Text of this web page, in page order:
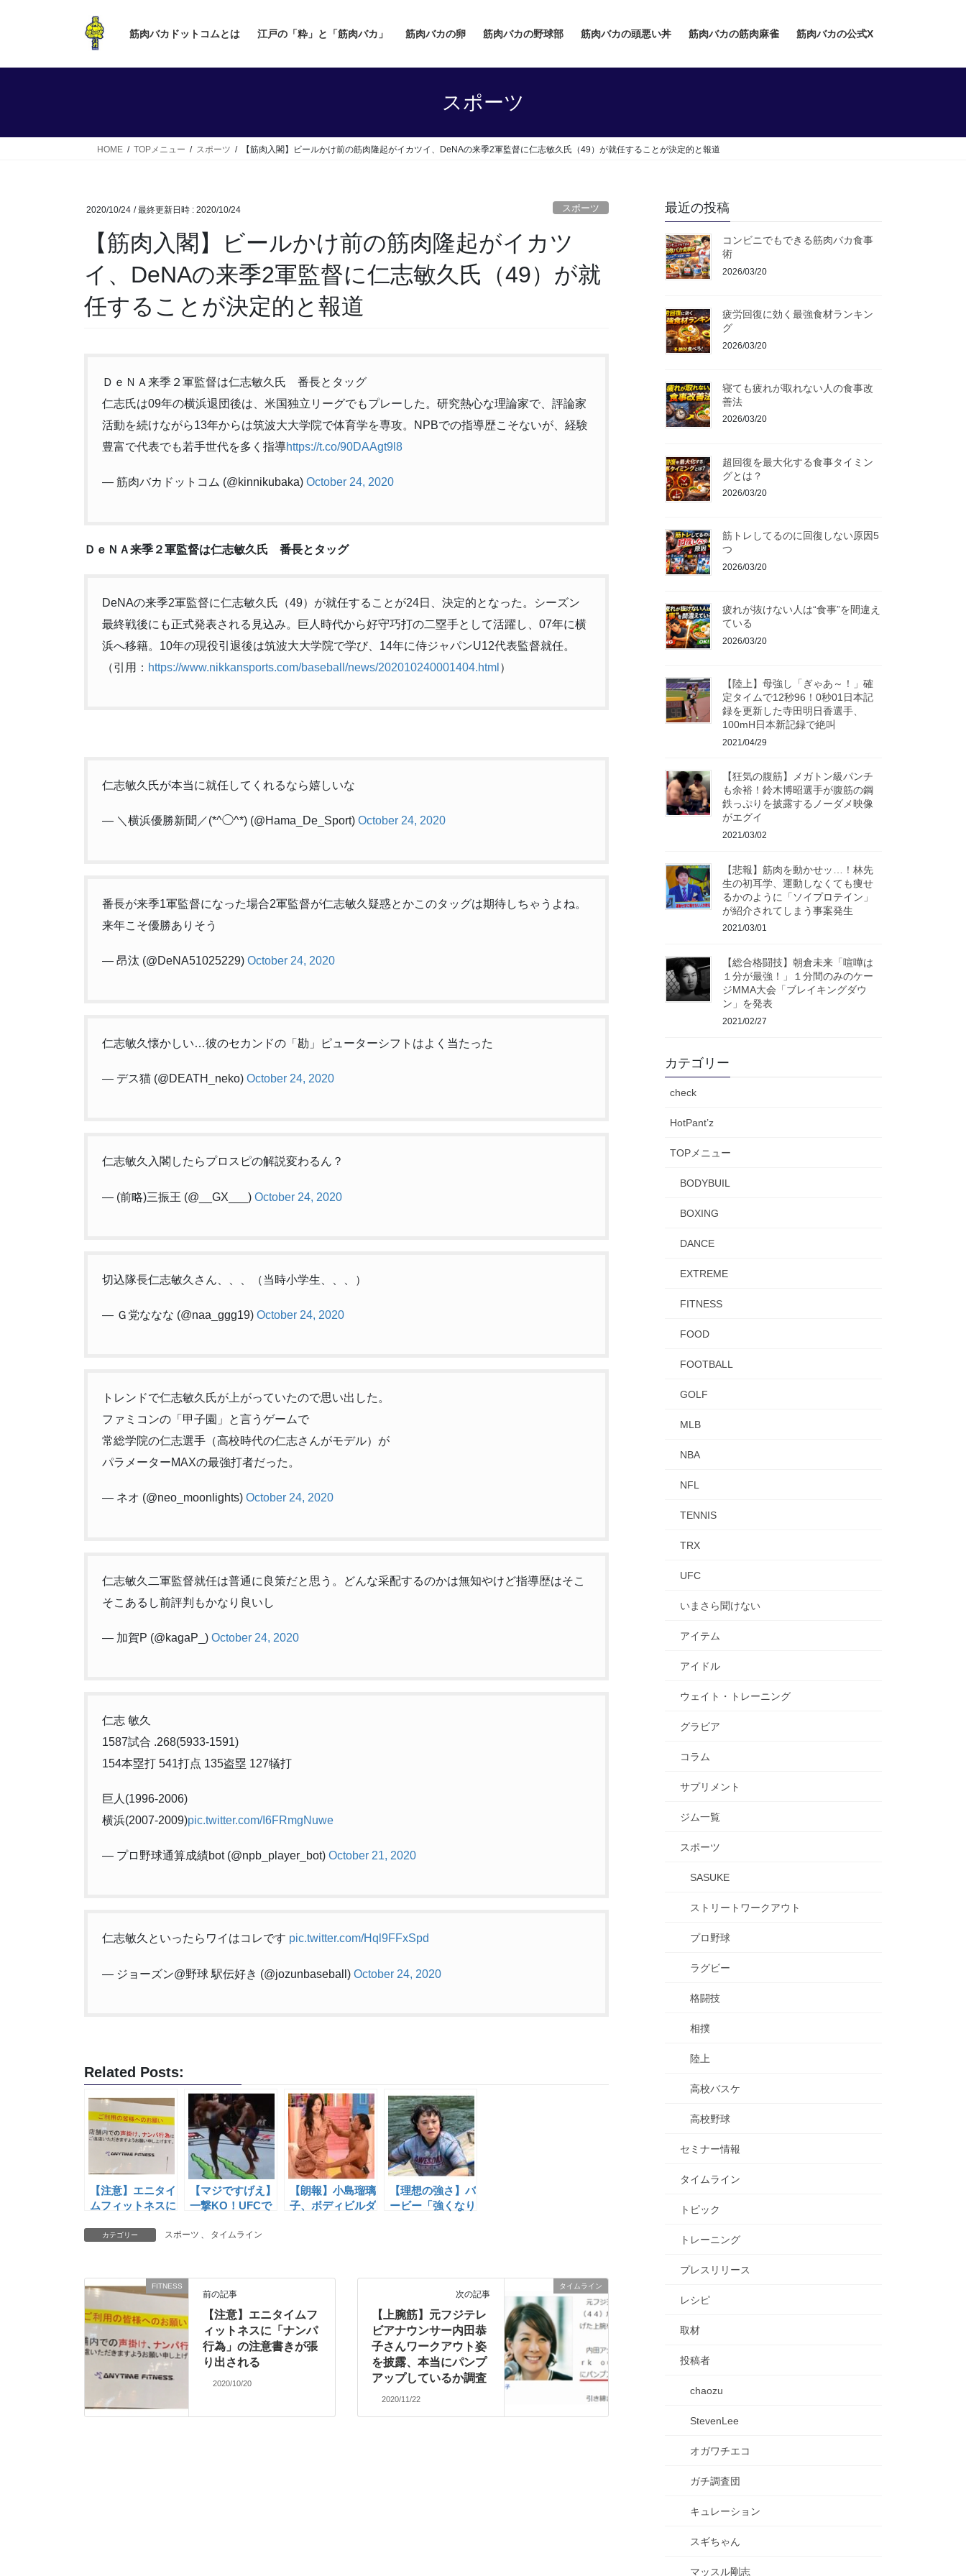
筋肉バカドットコムとは 江戸の「粋」と「筋肉バカ」 筋肉バカの卵 筋肉バカの野球部 筋肉バカの頭悪い丼 筋肉バカの筋肉麻雀 筋肉バカの公式X
スポーツ
HOME TOPメニュー スポーツ 【筋肉入閣】ビールかけ前の筋肉隆起がイカツイ、DeNAの来季2軍監督に仁志敏久氏（49）が就任することが決定的と報道
2020/10/24 / 最終更新日時 : 2020/10/24 スポーツ
【筋肉入閣】ビールかけ前の筋肉隆起がイカツ
イ、DeNAの来季2軍監督に仁志敏久氏（49）が就
任することが決定的と報道
ＤｅＮＡ来季２軍監督は仁志敏久氏 番長とタッグ
仁志氏は09年の横浜退団後は、米国独立リーグでもプレーした。研究熱心な理論家で、評論家
活動を続けながら13年からは筑波大大学院で体育学を専攻。NPBでの指導歴こそないが、経験
豊富で代表でも若手世代を多く指導https://t.co/90DAAgt9l8
— 筋肉バカドットコム (@kinnikubaka) October 24, 2020
ＤｅＮＡ来季２軍監督は仁志敏久氏 番長とタッグ
DeNAの来季2軍監督に仁志敏久氏（49）が就任することが24日、決定的となった。シーズン
最終戦後にも正式発表される見込み。巨人時代から好守巧打の二塁手として活躍し、07年に横
浜へ移籍。10年の現役引退後は筑波大大学院で学び、14年に侍ジャパンU12代表監督就任。
（引用： https://www.nikkansports.com/baseball/news/202010240001404.html ）
仁志敏久氏が本当に就任してくれるなら嬉しいな
— ＼横浜優勝新聞／(*^◯^*) (@Hama_De_Sport) October 24, 2020
番長が来季1軍監督になった場合2軍監督が仁志敏久疑惑とかこのタッグは期待しちゃうよね。
来年こそ優勝ありそう
— 昂汰 (@DeNA51025229) October 24, 2020
仁志敏久懐かしい…彼のセカンドの「勘」ピューターシフトはよく当たった
— デス猫 (@DEATH_neko) October 24, 2020
仁志敏久入閣したらプロスピの解説変わるん？
— (前略)三振王 (@__GX___) October 24, 2020
切込隊長仁志敏久さん、、、（当時小学生、、、）
— Ｇ党ななな (@naa_ggg19) October 24, 2020
トレンドで仁志敏久氏が上がっていたので思い出した。
ファミコンの「甲子園」と言うゲームで
常総学院の仁志選手（高校時代の仁志さんがモデル）が
パラメーターMAXの最強打者だった。
— ネオ (@neo_moonlights) October 24, 2020
仁志敏久二軍監督就任は普通に良策だと思う。どんな采配するのかは無知やけど指導歴はそこ
そこあるし前評判もかなり良いし
— 加賀P (@kagaP_) October 24, 2020
仁志 敏久
1587試合 .268(5933-1591)
154本塁打 541打点 135盗塁 127犠打
巨人(1996-2006)
横浜(2007-2009)pic.twitter.com/I6FRmgNuwe
— プロ野球通算成績bot (@npb_player_bot) October 21, 2020
仁志敏久といったらワイはコレです pic.twitter.com/Hql9FFxSpd
— ジョーズン@野球 駅伝好き (@jozunbaseball) October 24, 2020
Related Posts:
【注意】エニタイ
ムフィットネスに
注意書きが張り出
【マジですげえ】
一撃KO！UFCで
公式も「史上最も
【朗報】小島瑠璃
子、ボディビルダ
【理想の強さ】バ
ービー「強くなり
カテゴリー スポーツ 、 タイムライン
FITNESS
前の記事
【注意】エニタイムフ
ィットネスに「ナンパ
行為」の注意書きが張
り出される
2020/10/20
タイムライン
次の記事
【上腕筋】元フジテレ
ビアナウンサー内田恭
子さんワークアウト姿
を披露、本当にパンプ
アップしているか調査
2020/11/22
最近の投稿
コンビニでもできる筋肉バカ食事
術
2026/03/20
疲労回復に効く最強食材ランキン
グ
2026/03/20
寝ても疲れが取れない人の食事改
善法
2026/03/20
超回復を最大化する食事タイミン
グとは？
2026/03/20
筋トレしてるのに回復しない原因5
つ
2026/03/20
疲れが抜けない人は“食事”を間違え
ている
2026/03/20
【陸上】母強し「ぎゃあ～！」確
定タイムで12秒96！0秒01日本記
録を更新した寺田明日香選手、
100mH日本新記録で絶叫
2021/04/29
【狂気の腹筋】メガトン級パンチ
も余裕！鈴木博昭選手が腹筋の鋼
鉄っぷりを披露するノーダメ映像
がエグイ
2021/03/02
【悲報】筋肉を動かせッ…！林先
生の初耳学、運動しなくても痩せ
るかのように「ソイプロテイン」
が紹介されてしまう事案発生
2021/03/01
【総合格闘技】朝倉未来「喧嘩は
１分が最強！」１分間のみのケー
ジMMA大会「ブレイキングダウ
ン」を発表
2021/02/27
カテゴリー
check
HotPant’z
TOPメニュー
BODYBUIL
BOXING
DANCE
EXTREME
FITNESS
FOOD
FOOTBALL
GOLF
MLB
NBA
NFL
TENNIS
TRX
UFC
いまさら聞けない
アイテム
アイドル
ウェイト・トレーニング
グラビア
コラム
サプリメント
ジム一覧
スポーツ
SASUKE
ストリートワークアウト
プロ野球
ラグビー
格闘技
相撲
陸上
高校バスケ
高校野球
セミナー情報
タイムライン
トピック
トレーニング
プレスリリース
レシピ
取材
投稿者
chaozu
StevenLee
オガワチエコ
ガチ調査団
キュレーション
スギちゃん
マッスル剛志